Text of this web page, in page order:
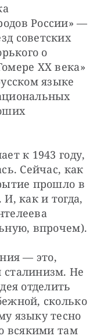
России» —
советских
о
XX века»
языке
к 1943 году,
Сейчас, как
прошло в
как и тогда,
впрочем).
— это,
Не
отделить
сколько
языку тесно
всякими там